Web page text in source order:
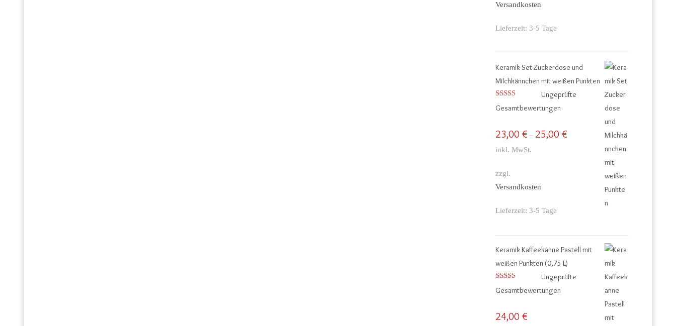
Versandkosten
Lieferzeit: 3-5 Tage
Keramik Set Zuckerdose und
Milchkännchen mit weißen Punkten
Bewertet mit
5.00von 5
Ungeprüfte
Gesamtbewertungen
23,00 € – 25,00 €
inkl. MwSt.
zzgl.
Versandkosten
Lieferzeit: 3-5 Tage
Keramik Kaffeekanne Pastell mit
weißen Punkten (0,75 L)
Bewertet mit
5.00von 5
Ungeprüfte
Gesamtbewertungen
24,00 €